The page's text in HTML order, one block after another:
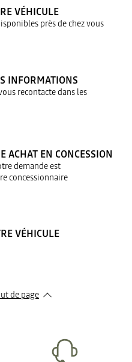
VÉHICULE
près de chez vous
INFORMATIONS
recontacte dans les
ACHAT EN CONCESSION
demande est
concessionnaire
VÉHICULE
de page​